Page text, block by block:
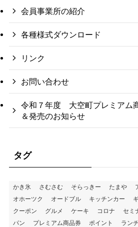
会員事業所の紹介
各種様式ダウンロード
リンク
お問い合わせ
令和７年度 大空町プレミアム
＆発売のお知らせ
タグ
かき氷 さむさむ そらっきー たまや
オホーツク
オードブル キッチンカー
クーポン
グルメ ケーキ コロナ セミ
パン
プレミアム商品券 ポイント ランチ